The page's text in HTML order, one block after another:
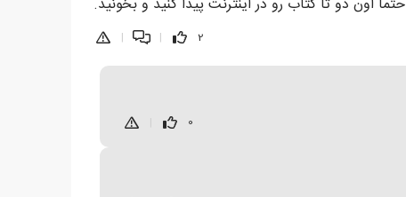
اون دو تا کتاب رو در اینترنت پیدا کنید و بخونید.
2
|
|
0